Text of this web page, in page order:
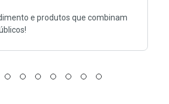
e produtos que combinam